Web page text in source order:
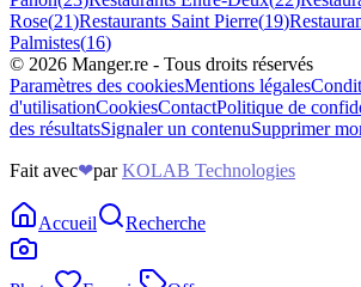
Rose(21)Restaurants Saint Pierre(19)
Palmistes(16)
© 2026 Manger.re - Tous droits réservés
Paramètres des cookiesMentions légales
d'utilisationCookiesContactPolitique de
des résultatsSignaler un contenuSupprimer
Fait avec❤par KOLAB Technologies
Accueil Recherche